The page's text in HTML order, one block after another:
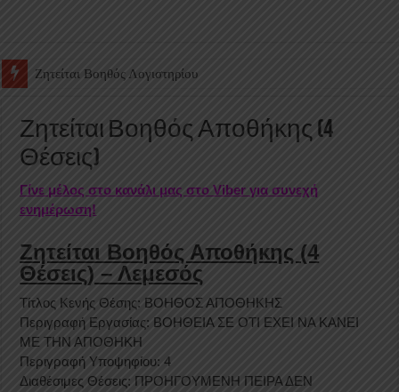
Ζητείται Υπάλληλος για γέμισμα και ανεφοδιασμό αυτόματων
Ζητείται Βοηθός Αποθήκης (4
Θέσεις)
Γίνε μέλος στο κανάλι μας στο Viber για συνεχή
ενημέρωση!
Ζητείται Βοηθός Αποθήκης (4
Θέσεις) – Λεμεσός
Τίτλος Κενής Θέσης: ΒΟΗΘΟΣ ΑΠΟΘΗΚΗΣ
Περιγραφή Εργασίας: ΒΟΗΘΕΙΑ ΣΕ ΟΤΙ ΕΧΕΙ ΝΑ ΚΑΝΕΙ
ΜΕ ΤΗΝ ΑΠΟΘΗΚΗ
Περιγραφή Υποψηφίου: 4
Διαθέσιμες Θέσεις: ΠΡΟΗΓΟΥΜΕΝΗ ΠΕΙΡΑ ΔΕΝ